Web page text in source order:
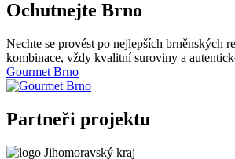
Ochutnejte Brno
Nechte se provést po nejlepších brněnských
kombinace, vždy kvalitní suroviny a
Gourmet Brno
Partneři projektu